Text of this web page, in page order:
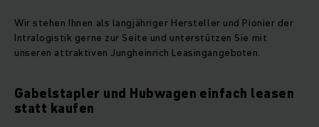
Wir stehen Ihnen als langjähriger Hersteller und Pionier der
Intralogistik gerne zur Seite und unterstützen Sie mit
unseren attraktiven Jungheinrich Leasingangeboten.
Gabelstapler und Hubwagen einfach leasen
statt kaufen